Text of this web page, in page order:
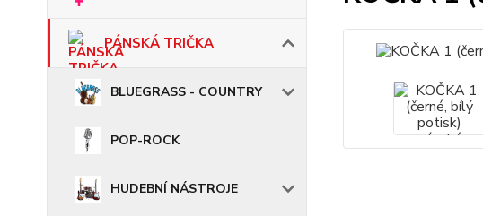
PÁNSKÁ TRIČKA
BLUEGRASS - COUNTRY
POP-ROCK
HUDEBNÍ NÁSTROJE